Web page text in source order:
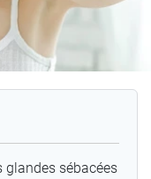
glandes sébacées